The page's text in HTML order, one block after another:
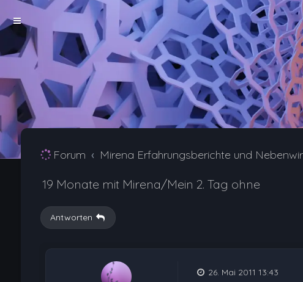
Forum Mirena Erfahrungsberichte und
19 Monate mit Mirena/Mein 2. Tag ohne
Antworten
26. Mai 2011 13:43